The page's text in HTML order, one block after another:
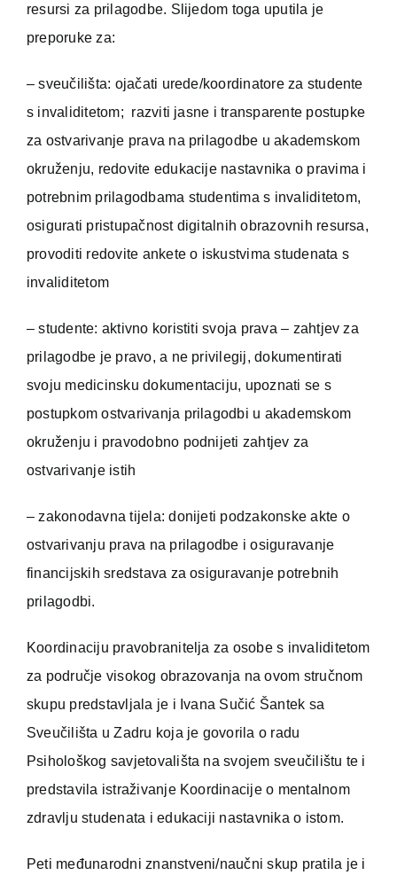
resursi za prilagodbe. Slijedom toga uputila je
preporuke za:
– sveučilišta: ojačati urede/koordinatore za studente
s invaliditetom; razviti jasne i transparente postupke
za ostvarivanje prava na prilagodbe u akademskom
okruženju, redovite edukacije nastavnika o pravima i
potrebnim prilagodbama studentima s invaliditetom,
osigurati pristupačnost digitalnih obrazovnih resursa,
provoditi redovite ankete o iskustvima studenata s
invaliditetom
– studente: aktivno koristiti svoja prava – zahtjev za
prilagodbe je pravo, a ne privilegij, dokumentirati
svoju medicinsku dokumentaciju, upoznati se s
postupkom ostvarivanja prilagodbi u akademskom
okruženju i pravodobno podnijeti zahtjev za
ostvarivanje istih
– zakonodavna tijela: donijeti podzakonske akte o
ostvarivanju prava na prilagodbe i osiguravanje
financijskih sredstava za osiguravanje potrebnih
prilagodbi.
Koordinaciju pravobranitelja za osobe s invaliditetom
za područje visokog obrazovanja na ovom stručnom
skupu predstavljala je i Ivana Sučić Šantek sa
Sveučilišta u Zadru koja je govorila o radu
Psihološkog savjetovališta na svojem sveučilištu te i
predstavila istraživanje Koordinacije o mentalnom
zdravlju studenata i edukaciji nastavnika o istom.
Peti međunarodni znanstveni/naučni skup pratila je i